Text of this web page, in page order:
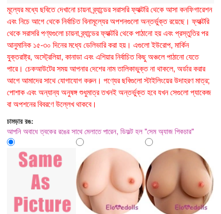
মূল্যের মধ্যে ছবিতে দেখানো চায়না ব্র্যান্ডের সরাসরি ফ্যাক্টরি থেকে আসা কনফিগারেশন
এবং নিচে আগে থেকে নির্বাচিত বিনামূল্যের অপশনগুলো অন্তর্ভুক্ত রয়েছে। ফ্যাক্টরি
থেকে সরাসরি পণ্যগুলো চায়না ব্র্যান্ডের ফ্যাক্টরি থেকে পাঠানো হয় এবং প্রস্তুতির পর
আনুমানিক ১৫-৩০ দিনের মধ্যে ডেলিভারি করা হয়। এগুলো ইউরোপ, মার্কিন
যুক্তরাষ্ট্র, অস্ট্রেলিয়া, কানাডা এবং এশিয়ার নির্বাচিত কিছু অঞ্চলে পাঠানো যেতে
পারে। চেকআউটের সময় আপনার দেশের নাম তালিকাভুক্ত না থাকলে, অর্ডার করার
আগে আমাদের সাথে যোগাযোগ করুন। পণ্যের ছবিগুলো স্টাইলিংয়ের উদাহরণ মাত্র;
পোশাক এবং অন্যান্য অনুষঙ্গ শুধুমাত্র তখনই অন্তর্ভুক্ত হবে যখন সেগুলো প্যাকেজ
বা অপশনের বিবরণে উল্লেখ থাকবে।
চামড়ার রঙ:
আপনি অবাধে ত্বকের রঙের সাথে মেলাতে পারেন, ডিফল্ট হল "সেম অ্যাজ পিকচার"